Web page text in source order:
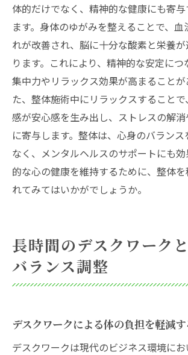
体的だけでなく、精神的な健康にも寄
ます。身体のゆがみを整えることで、
れが改善され、脳に十分な酸素と栄養
ります。これにより、精神的な安定につ
集中力やリラックス効果が高まることが
た、整体施術中にリラックスすること
感が安心感を生み出し、ストレスの解
に寄与します。整体は、心身のバラン
なく、メンタルヘルスのサポートにも
的な心の健康を維持するために、整体
れてみてはいかがでしょうか。
長時間のデスクワーク
バランス調整
デスクワークによる体の負担を軽減
デスクワークは現代のビジネス環境に